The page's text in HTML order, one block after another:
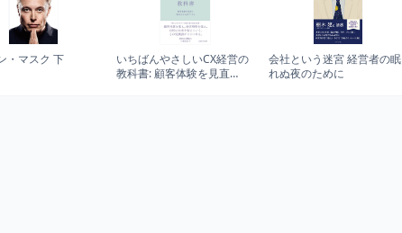
・マスク 下
いちばんやさしいCX経営の
教科書: 顧客体験を見直
会社という迷宮 経営者の眠
れぬ夜のために